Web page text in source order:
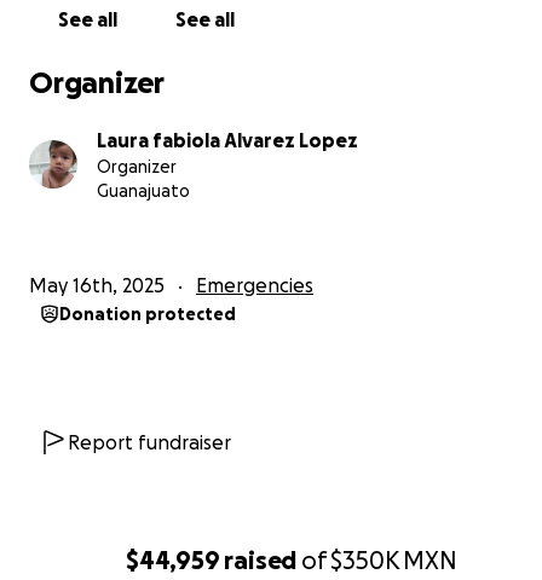
$44,959 raised of$350K MXN
See all See all
Organizer
Laura fabiola Alvarez Lopez
Organizer
Guanajuato
May 16th, 2025 Emergencies
Donation protected
Report fundraiser